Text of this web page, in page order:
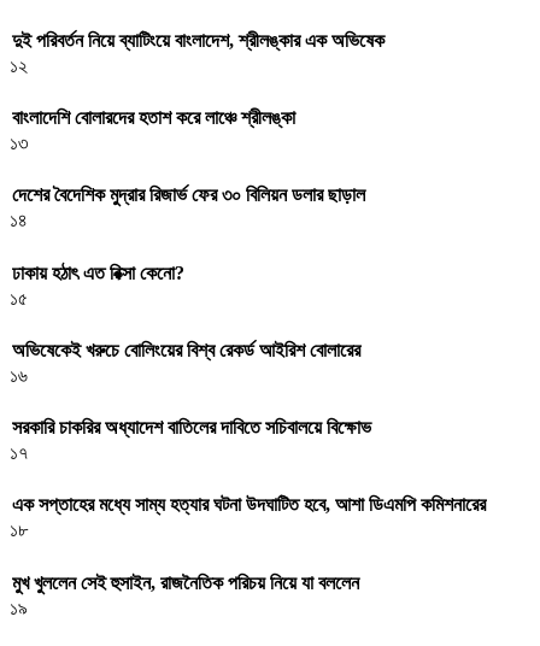
দুই পরিবর্তন নিয়ে ব্যাটিংয়ে বাংলাদেশ, শ্রীলঙ্কার এক অভিষেক
১২
বাংলাদেশি বোলারদের হতাশ করে লাঞ্চে শ্রীলঙ্কা
১৩
দেশের বৈদেশিক মুদ্রার রিজার্ভ ফের ৩০ বিলিয়ন ডলার ছাড়াল
১৪
ঢাকায় হঠাৎ এত রিক্সা কেনো?
১৫
অভিষেকেই খরুচে বোলিংয়ের বিশ্ব রেকর্ড আইরিশ বোলারের
১৬
সরকারি চাকরির অধ্যাদেশ বাতিলের দাবিতে সচিবালয়ে বিক্ষোভ
১৭
এক সপ্তাহের মধ্যে সাম্য হত্যার ঘটনা উদঘাটিত হবে, আশা ডিএমপি কমিশনারের
১৮
মুখ খুললেন সেই হুসাইন, রাজনৈতিক পরিচয় নিয়ে যা বললেন
১৯